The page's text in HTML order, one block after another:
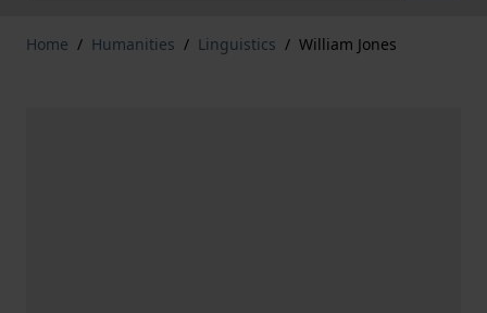
Home / Humanities / Linguistics / William Jones